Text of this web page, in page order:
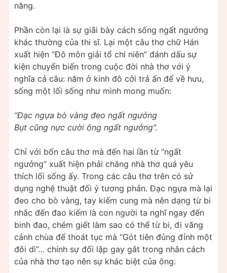
năng.
Phần còn lại là sự giãi bày cách sống ngất ngưởng
khác thường của thi sĩ. Lại một câu thơ chữ Hán
xuất hiện “Đô môn giải tổ chi niên” đánh dấu sự
kiện chuyển biến trong cuộc đời nhà thơ với ý
nghĩa cả câu: năm ở kinh đô cởi trả ấn để về hưu,
sống một lối sống như mình mong muốn:
“Đạc ngựa bò vàng đeo ngất ngưởng
Bụt cũng nực cười ông ngất ngưởng”.
Chỉ với bốn câu thơ mà đến hai lần từ “ngất
ngưởng” xuất hiện phải chăng nhà thơ quá yêu
thích lối sống ấy. Trong các câu thơ trên có sử
dụng nghệ thuật đối ý tương phản. Đạc ngựa mà lại
đeo cho bò vàng, tay kiếm cung mà nên dạng từ bi
nhắc đến đao kiếm là con người ta nghĩ ngay đến
binh đao, chém giết làm sao có thể từ bi, đi vãng
cảnh chùa để thoát tục mà “Gót tiên đủng đỉnh một
đôi dì”… chính sự đối lập gay gắt trong nhân cách
của nhà thơ tạo nên sự khác biệt của ông.